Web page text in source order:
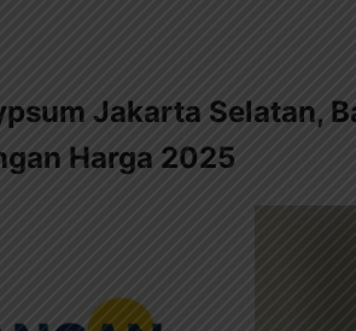
Jakarta Selatan,
Harga 2025